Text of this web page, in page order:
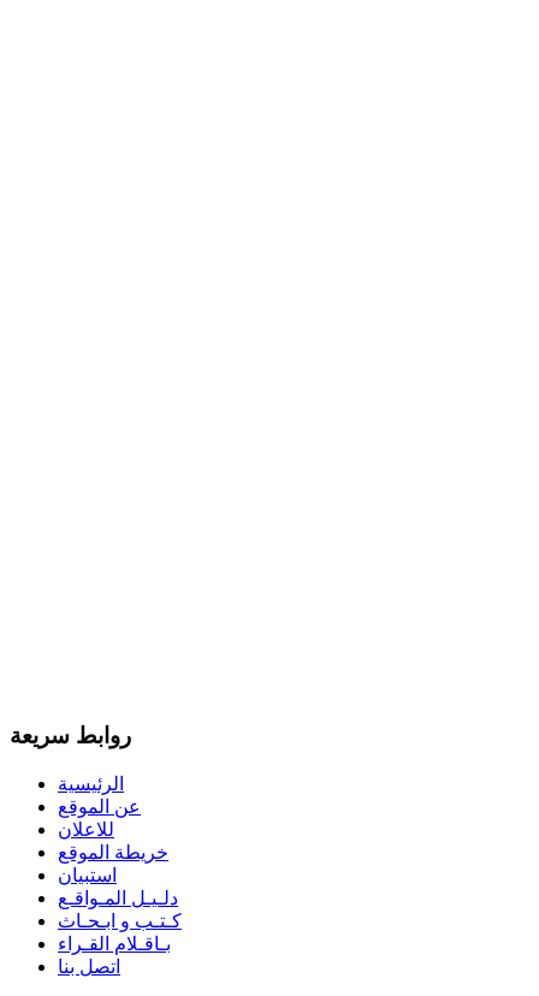
روابط سريعة
الرئيسية
عن الموقع
للاعلان
خريطة الموقع
استبيان
دلـيـل المـواقـع
كـتـب و ابـحـاث
بـاقـلام القـراء
اتصل بنا